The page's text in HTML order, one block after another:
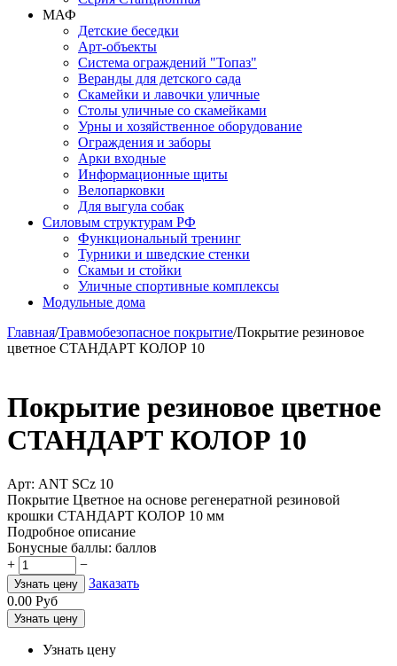
МАФ
Детские беседки
Арт-объекты
Система ограждений "Топаз"
Веранды для детского сада
Скамейки и лавочки уличные
Столы уличные со скамейками
Урны и хозяйственное оборудование
Ограждения и заборы
Арки входные
Информационные щиты
Велопарковки
Для выгула собак
Силовым структурам РФ
Функциональный тренинг
Турники и шведские стенки
Скамьи и стойки
Уличные спортивные комплексы
Модульные дома
Главная/Травмобезопасное покрытие/Покрытие резиновое
цветное СТАНДАРТ КОЛОР 10
Покрытие резиновое цветное
СТАНДАРТ КОЛОР 10
Арт: ANT SCz 10
Покрытие Цветное на основе регенератной резиновой
крошки СТАНДАРТ КОЛОР 10 мм
Подробное описание
Бонусные баллы: баллов
+
−
Узнать цену
Заказать
0.00 Руб
Узнать цену
Узнать цену